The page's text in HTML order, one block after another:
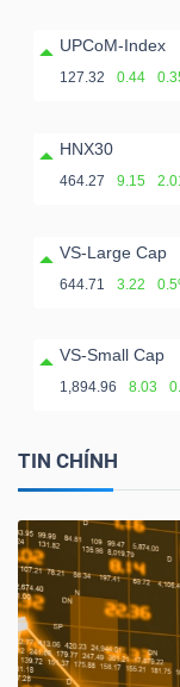
UPCoM-Index
127.32 0.44
HNX30
464.27 9.15
VS-Large Cap
644.71 3.22
VS-Small Cap
1,894.96 8.03
TIN CHÍNH